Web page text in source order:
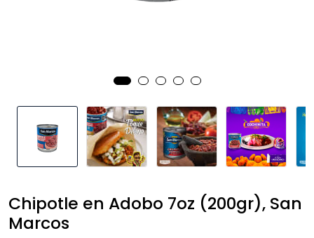
Chipotle en Adobo 7oz (200gr), San
Marcos